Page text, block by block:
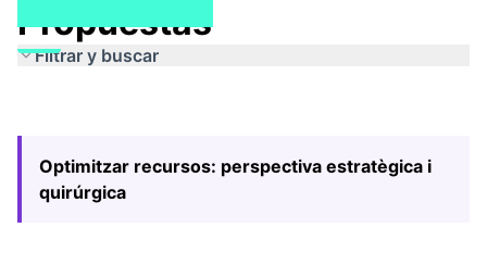
Propuestas
Filtrar y buscar
Optimitzar recursos: perspectiva estratègica i
quirúrgica